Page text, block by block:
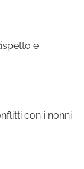
e
con i nonni